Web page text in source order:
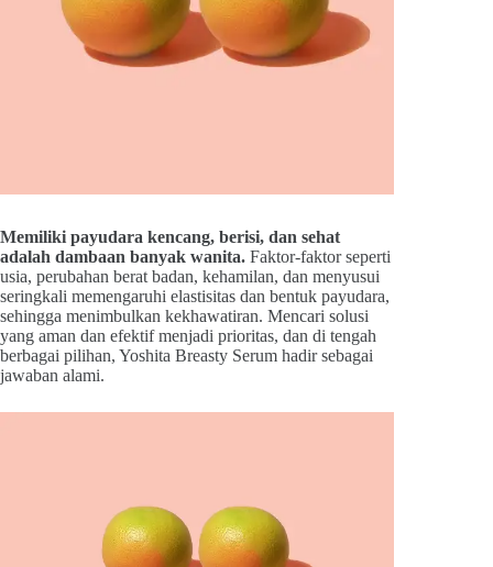
Memiliki payudara kencang, berisi, dan sehat
adalah dambaan banyak wanita. Faktor-faktor seperti
usia, perubahan berat badan, kehamilan, dan menyusui
seringkali memengaruhi elastisitas dan bentuk payudara,
sehingga menimbulkan kekhawatiran. Mencari solusi
yang aman dan efektif menjadi prioritas, dan di tengah
berbagai pilihan, Yoshita Breasty Serum hadir sebagai
jawaban alami.